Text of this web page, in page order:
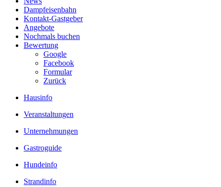
Dampfeisenbahn
Kontakt-Gastgeber
Angebote
Nochmals buchen
Bewertung
Google
Facebook
Formular
Zurück
Hausinfo
Veranstaltungen
Unternehmungen
Gastroguide
Hundeinfo
Strandinfo